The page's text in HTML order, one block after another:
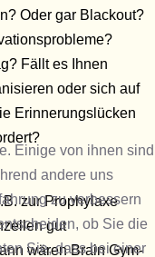
Oder gar Blackout?
Fällt es Ihnen
oder sich auf
Erinnerungslücken
zur Prophylaxe
gut
wären Brain Gym-
Einige von ihnen sind
andere uns
zu verbessern
ob Sie die
Sie, dass bei einer